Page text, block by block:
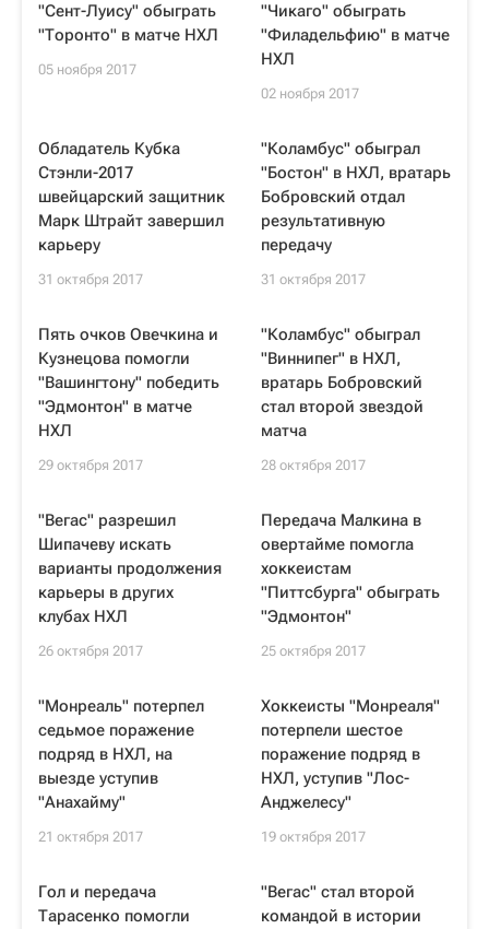
"Сент-Луису" обыграть
"Торонто" в матче НХЛ
05 ноября 2017
"Чикаго" обыграть
"Филадельфию" в матче
НХЛ
02 ноября 2017
Обладатель Кубка
Стэнли-2017
швейцарский защитник
Марк Штрайт завершил
карьеру
31 октября 2017
"Коламбус" обыграл
"Бостон" в НХЛ, вратарь
Бобровский отдал
результативную
передачу
31 октября 2017
Пять очков Овечкина и
Кузнецова помогли
"Вашингтону" победить
"Эдмонтон" в матче
НХЛ
29 октября 2017
"Коламбус" обыграл
"Виннипег" в НХЛ,
вратарь Бобровский
стал второй звездой
матча
28 октября 2017
"Вегас" разрешил
Шипачеву искать
варианты продолжения
карьеры в других
клубах НХЛ
26 октября 2017
Передача Малкина в
овертайме помогла
хоккеистам
"Питтсбурга" обыграть
"Эдмонтон"
25 октября 2017
"Монреаль" потерпел
седьмое поражение
подряд в НХЛ, на
выезде уступив
"Анахайму"
21 октября 2017
Хоккеисты "Монреаля"
потерпели шестое
поражение подряд в
НХЛ, уступив "Лос-
Анджелесу"
19 октября 2017
Гол и передача
Тарасенко помогли
"Вегас" стал второй
командой в истории